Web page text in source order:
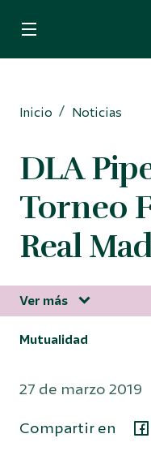
Busco protección
Para Autónomos
Área privada
914 35 24 86
Inicio
Noticias
DLA
Torneo
Real
Ver más
Mutualidad
27 de marzo 2019
Compartir en